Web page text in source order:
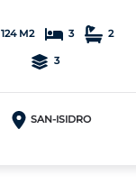
124 M2 3 2
3
SAN-ISIDRO